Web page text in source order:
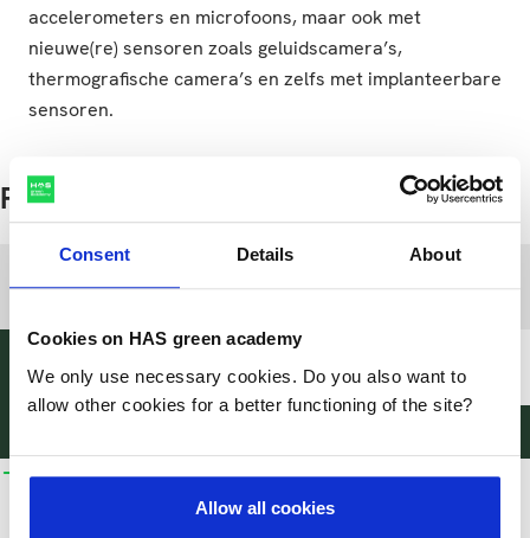
Consent Details About
Cookies on HAS green academy
We only use necessary cookies. Do you also want to
allow other cookies for a better functioning of the site?
Allow all cookies
accelerometers en microfoons, maar ook met
nieuwe(re) sensoren zoals geluidscamera’s,
thermografische camera’s en zelfs met implanteerbare
sensoren.
Projecten
Beeldanalyse en gezondheid van melkkoeien
Deel deze pagina
Hbo-
Bedrijfsopleidingen
Bedrijfsopleidingen
Onderzoek
Onderzoek
Samenwerken
Samenwerken
Meer